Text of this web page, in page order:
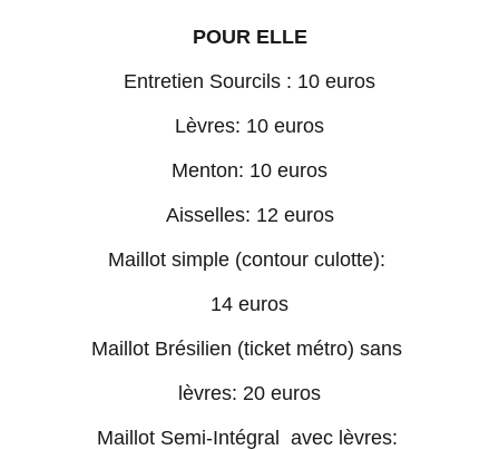
POUR ELLE
Entretien Sourcils ​: 10 euros
Lèvres: 10 euros
Menton: 10 euros
Aisselles: 12 euros
Maillot simple (contour culotte):
14 euros
Maillot Brésilien (ticket métro) sans
lèvres: 20 euros
Maillot Semi-Intégral  avec lèvres: